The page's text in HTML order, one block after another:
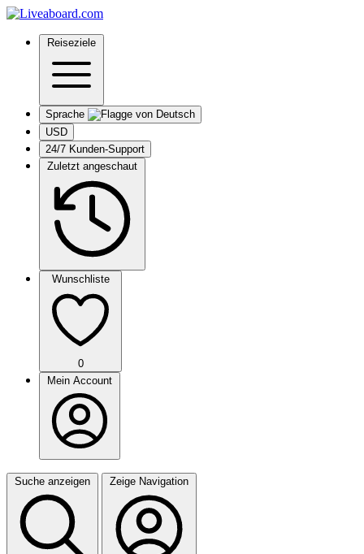
Reiseziele
Sprache
USD
24/7 Kunden-Support
Zuletzt angeschaut
Wunschliste
0
Mein Account
Suche anzeigen Zeige Navigation